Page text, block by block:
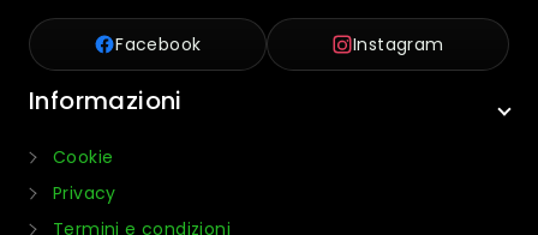
Facebook Instagram
Informazioni
Cookie
Privacy
Termini e condizioni